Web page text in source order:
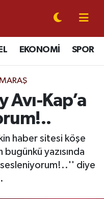
EKONOMİ SPOR
Kap’a
haber sitesi köşe
yazısında
sesleniyorum!..'' diye
Eczaneler
Vakitleri
Haritası
Fikstür